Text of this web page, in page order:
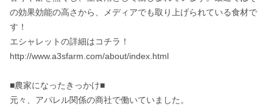
の効果効能の高さから、メディアでも取り上げられている食材で
す！
エシャレットの詳細はコチラ！
http://www.a3sfarm.com/about/index.html
■農家になったきっかけ■
元々、アパレル関係の商社で働いていました。